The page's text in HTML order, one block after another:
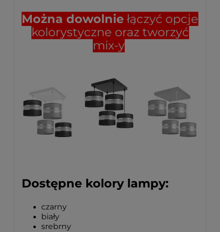
Można dowolnie łączyć opcje
kolorystyczne oraz tworzyć
mix-y
Dostępne kolory lampy:
czarny
biały
srebrny